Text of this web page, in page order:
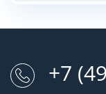
+7